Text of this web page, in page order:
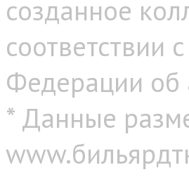
созданное
соответствии
Федерации об
* Данные